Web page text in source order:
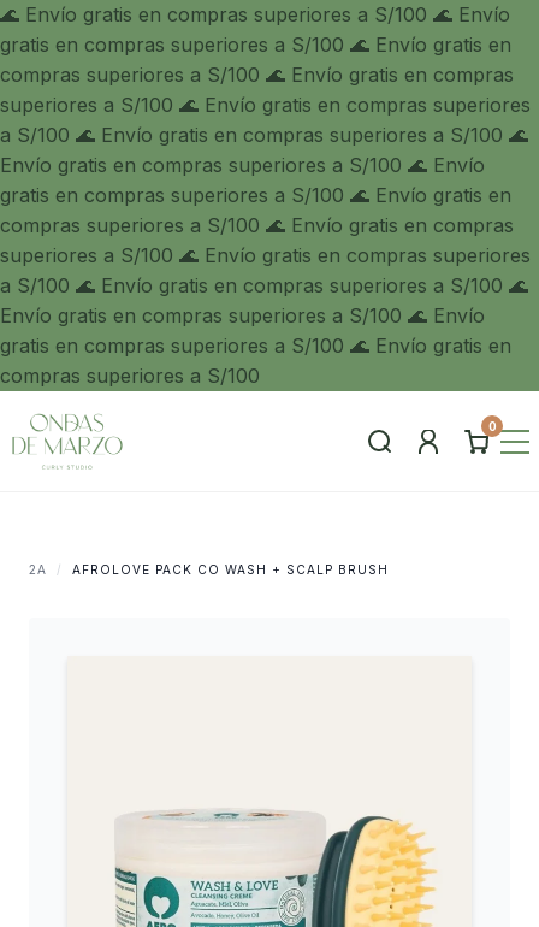
🌊 Envío gratis en compras superiores a S/100 🌊 Envío
gratis en compras superiores a S/100 🌊 Envío gratis en
compras superiores a S/100 🌊 Envío gratis en compras
superiores a S/100 🌊 Envío gratis en compras superiores
a S/100 🌊 Envío gratis en compras superiores a S/100 🌊
Envío gratis en compras superiores a S/100 🌊 Envío
gratis en compras superiores a S/100 🌊 Envío gratis en
compras superiores a S/100 🌊 Envío gratis en compras
superiores a S/100 🌊 Envío gratis en compras superiores
a S/100 🌊 Envío gratis en compras superiores a S/100 🌊
Envío gratis en compras superiores a S/100 🌊 Envío
gratis en compras superiores a S/100 🌊 Envío gratis en
compras superiores a S/100
0
2A / AFROLOVE PACK CO WASH + SCALP BRUSH